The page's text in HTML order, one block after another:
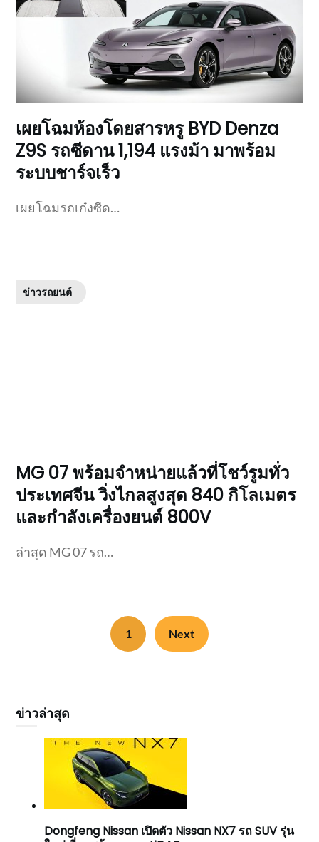
เผยโฉมห้องโดยสารหรู BYD Denza
Z9S รถซีดาน 1,194 แรงม้า มาพร้อม
ระบบชาร์จเร็ว
เผยโฉมรถเก๋งซีด…
ข่าวรถยนต์
MG 07 พร้อมจำหน่ายแล้วที่โชว์รูมทั่ว
ประเทศจีน วิ่งไกลสูงสุด 840 กิโลเมตร
และกำลังเครื่องยนต์ 800V
ล่าสุด MG 07 รถ…
1 Next
ข่าวล่าสุด
Dongfeng Nissan เปิดตัว Nissan NX7 รถ SUV รุ่น